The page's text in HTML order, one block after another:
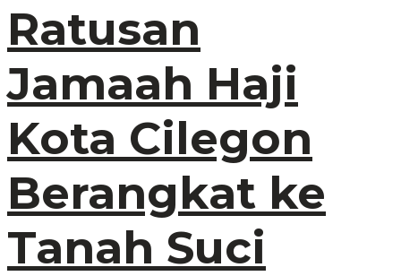
Ratusan
Jamaah Haji
Kota Cilegon
Berangkat ke
Tanah Suci